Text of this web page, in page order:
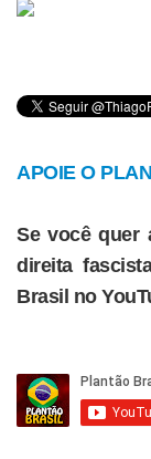
APOIE O
Se você quer
direita
Brasil no